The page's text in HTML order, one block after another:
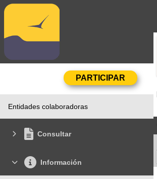
Entidades colaboradoras
Consultar
Información